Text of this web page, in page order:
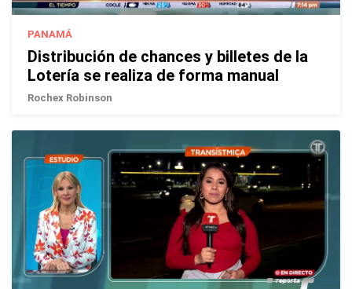
PANAMÁ
Distribución de chances y billetes de la
Lotería se realiza de forma manual
Rochex Robinson